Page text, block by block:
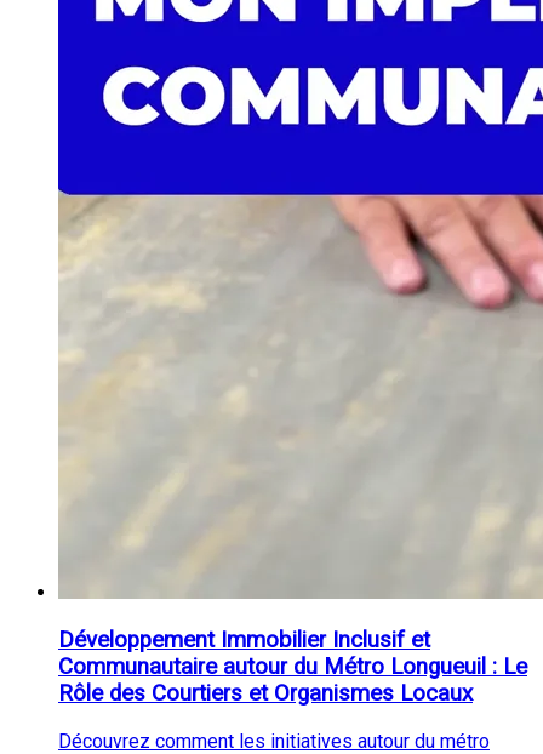
Développement Immobilier Inclusif et
Communautaire autour du Métro Longueuil : Le
Rôle des Courtiers et Organismes Locaux
Découvrez comment les initiatives autour du métro